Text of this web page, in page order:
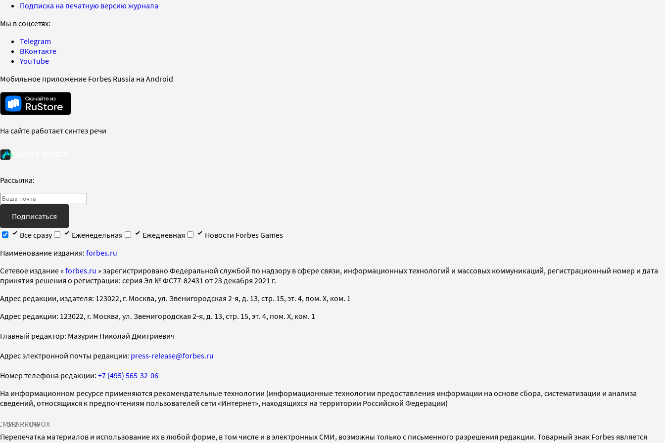
Подписка на печатную версию журнала
Мы в соцсетях:
Telegram
ВКонтакте
YouTube
Мобильное приложение Forbes Russia на Android
На сайте работает синтез речи
Рассылка:
Подписаться
Все сразу
Еженедельная Ежедневная
Новости Forbes Games
Наименование издания: forbes.ru
Cетевое издание « forbes.ru » зарегистрировано Федеральной службой по надзору в сфере связи, информационных технологий и массовых коммуникаций, регистрационный номер и дата
принятия решения о регистрации: серия Эл № ФС77-82431 от 23 декабря 2021 г.
Адрес редакции, издателя: 123022, г. Москва, ул. Звенигородская 2-я, д. 13, стр. 15, эт. 4, пом. X, ком. 1
Адрес редакции: 123022, г. Москва, ул. Звенигородская 2-я, д. 13, стр. 15, эт. 4, пом. X, ком. 1
Главный редактор: Мазурин Николай Дмитриевич
Адрес электронной почты редакции: press-release@forbes.ru
Номер телефона редакции: +7 (495) 565-32-06
На информационном ресурсе применяются рекомендательные технологии (информационные технологии предоставления информации на основе сбора, систематизации и анализа
сведений, относящихся к предпочтениям пользователей сети «Интернет», находящихся на территории Российской Федерации)
SPARROWINFOX
Перепечатка материалов и использование их в любой форме, в том числе и в электронных СМИ, возможны только с письменного разрешения редакции. Товарный знак Forbes является